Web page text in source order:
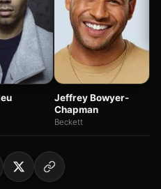
Jeffrey Bowyer-
Chapman
Beckett